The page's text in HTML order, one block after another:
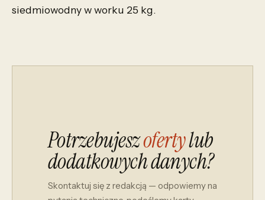
siedmiowodny w worku 25 kg.
Potrzebujeszofertylub
dodatkowych danych?
Skontaktuj się z redakcją — odpowiemy na